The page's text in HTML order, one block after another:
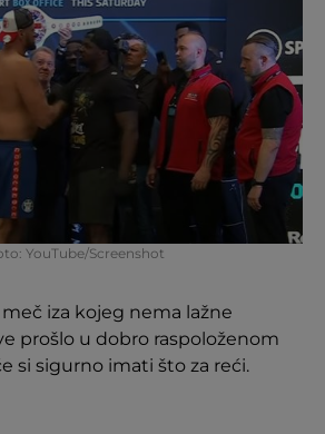
YouTube/Screenshot
iza kojeg nema lažne
prošlo u dobro raspoloženom
si sigurno imati što za reći.